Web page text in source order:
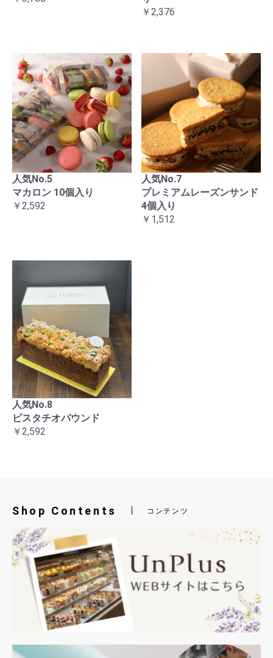
￥2,376
人気No.5
マカロン 10個入り
￥2,592
人気No.7
プレミアムレーズンサンド
4個入り
￥1,512
人気No.8
ピスタチオパウンド
￥2,592
Shop Contents コンテンツ